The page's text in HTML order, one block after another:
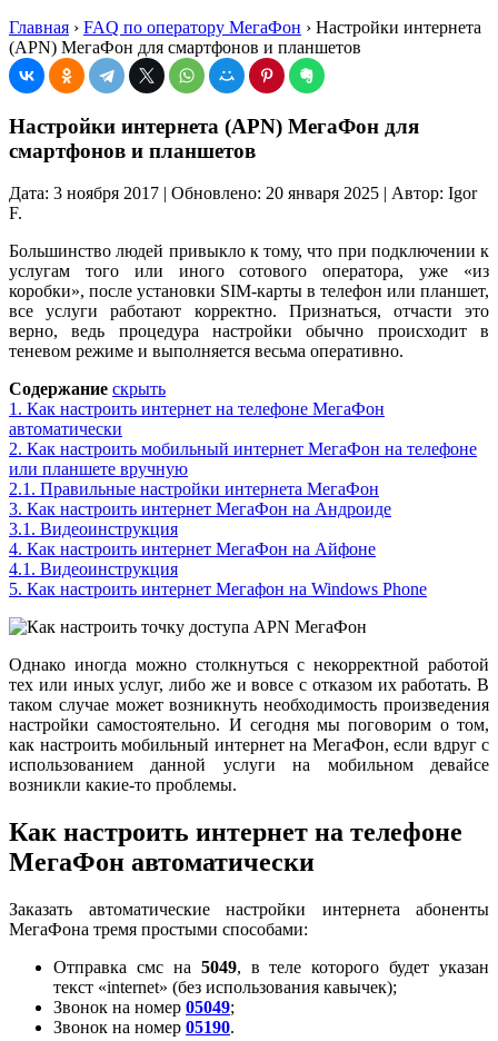
Главная › FAQ по оператору МегаФон › Настройки интернета
(APN) МегаФон для смартфонов и планшетов
Настройки интернета (APN) МегаФон для
смартфонов и планшетов
Дата: 3 ноября 2017 | Обновлено: 20 января 2025 | Автор: Igor
F.
Большинство людей привыкло к тому, что при подключении к
услугам того или иного сотового оператора, уже «из
коробки», после установки SIM-карты в телефон или планшет,
все услуги работают корректно. Признаться, отчасти это
верно, ведь процедура настройки обычно происходит в
теневом режиме и выполняется весьма оперативно.
Содержание скрыть
1. Как настроить интернет на телефоне МегаФон
автоматически
2. Как настроить мобильный интернет МегаФон на телефоне
или планшете вручную
2.1. Правильные настройки интернета МегаФон
3. Как настроить интернет МегаФон на Андроиде
3.1. Видеоинструкция
4. Как настроить интернет МегаФон на Айфоне
4.1. Видеоинструкция
5. Как настроить интернет Мегафон на Windows Phone
Однако иногда можно столкнуться с некорректной работой
тех или иных услуг, либо же и вовсе с отказом их работать. В
таком случае может возникнуть необходимость произведения
настройки самостоятельно. И сегодня мы поговорим о том,
как настроить мобильный интернет на МегаФон, если вдруг с
использованием данной услуги на мобильном девайсе
возникли какие-то проблемы.
Как настроить интернет на телефоне
МегаФон автоматически
Заказать автоматические настройки интернета абоненты
МегаФона тремя простыми способами:
Отправка смс на 5049, в теле которого будет указан
текст «internet» (без использования кавычек);
Звонок на номер 05049;
Звонок на номер 05190.